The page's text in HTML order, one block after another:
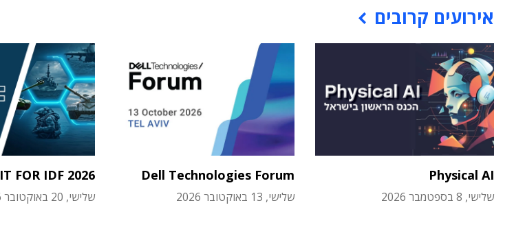
אירועים קרובים
Physical AI
שלישי, 8 בספטמבר 2026
Dell Technologies Forum
שלישי, 13 באוקטובר 2026
IT FOR IDF 2026
שלישי, 20 באוקטובר 2026